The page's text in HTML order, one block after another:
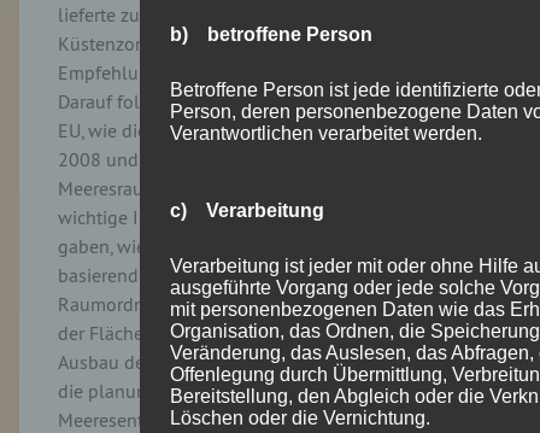
lieferte zunächst das Integrierte
Küstenzonenmanagement (IKZM), das auf einer
Empfehlung (Rec. 2002/413/EG) der EU beruhte.
Darauf folgten richtungsweisende Richtlinien der
EU, wie die Meeresstrategierahmenrichtlinie (MSRL)
2008 und vor allem die
Meeresraumplanungsrichtlinie (MRO-RL) 2014, die
wichtige Impulse für die Meeresraumplanung
gaben, wie Janssen hervorhob. Die darauf
basierenden Plandokumente, vor allem der AWZ-
Raumordnungsplan (2021 in 2. Generation), und
der Flächenentwicklungsplan (neu 2025) für den
Ausbau der Offshore-Windenergie stellen aktuell
die planungsrechtlichen Pfeiler für die
Meeresentwicklung in der deutschen AWZ dar.
b) betroffene Person
Betroffene Person ist jede identifizierte
Person, deren personenbezogene Daten
Verantwortlichen verarbeitet werden.
c) Verarbeitung
Verarbeitung ist jeder mit oder ohne Hilfe
ausgeführte Vorgang oder jede solche
mit personenbezogenen Daten wie das
Organisation, das Ordnen, die
Veränderung, das Auslesen, das
Offenlegung durch Übermittlung,
Bereitstellung, den Abgleich oder die
Löschen oder die Vernichtung.